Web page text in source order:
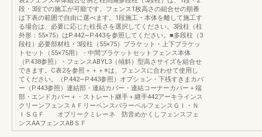
段・3段での施工が可能です。フェンス1枚高さの組合せの順番
は下表の範囲で自由に選べます。1段施工・本体を離して施工す
る場合は、必要に応じた柱長さを選択してください。3段柱（柱
外形：55×75）はP.442∼P.443を参照してください。■多段柱（3
段柱）必要部材柱・3段柱（55×75）ブラケット・上下ブラケッ
トセット（55×75用）・中間ブラケットセットフェンス本体
（P.438参照）・フェンスABYL3（傾斜）型高さサイズを組合せ
できます。C表2を参照＋＋＋※は、フェンスに合わせて使用し
てください。（P.442∼P.443参照）オプション・下桟すきまカバ
ー（P.443参照）連結部・連結カバー・連結コーナーカバー＋端
部・エンドカバー＋・ストレート継手＋継手442アーキラインス
クリーンフェンスＡＦリーベンスパラーベルフェンスＧＩ・Ｎ
ＩＳＧＦ オブリークミレーネ 防音めかくしフェンスフェ
ンスAAフェンスABＳＦ